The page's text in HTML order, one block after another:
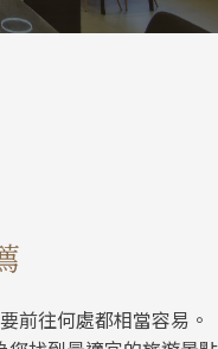
前往何處都相當容易。